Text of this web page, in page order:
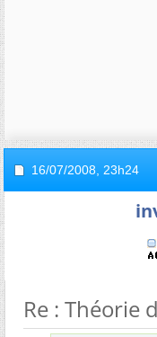
16/07/2008, 23h24
Re : Théorie